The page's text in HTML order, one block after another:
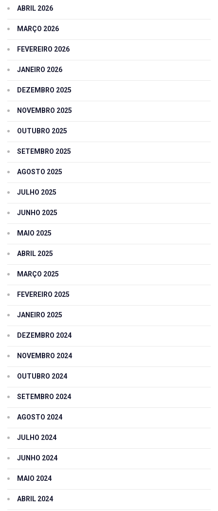
ABRIL 2026
MARÇO 2026
FEVEREIRO 2026
JANEIRO 2026
DEZEMBRO 2025
NOVEMBRO 2025
OUTUBRO 2025
SETEMBRO 2025
AGOSTO 2025
JULHO 2025
JUNHO 2025
MAIO 2025
ABRIL 2025
MARÇO 2025
FEVEREIRO 2025
JANEIRO 2025
DEZEMBRO 2024
NOVEMBRO 2024
OUTUBRO 2024
SETEMBRO 2024
AGOSTO 2024
JULHO 2024
JUNHO 2024
MAIO 2024
ABRIL 2024